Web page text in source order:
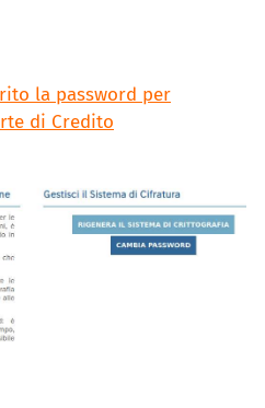
la password per
di Credito